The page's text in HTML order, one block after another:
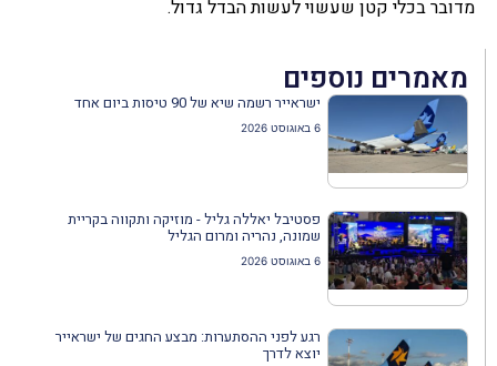
מדובר בכלי קטן שעשוי לעשות הבדל גדול.
מאמרים נוספים
ישראייר רשמה שיא של 90 טיסות ביום אחד
6 באוגוסט 2026
פסטיבל יאללה גליל - מוזיקה ותקווה בקריית
שמונה, נהריה ומרום הגליל
6 באוגוסט 2026
רגע לפני ההסתערות: מבצע החגים של ישראייר
יוצא לדרך